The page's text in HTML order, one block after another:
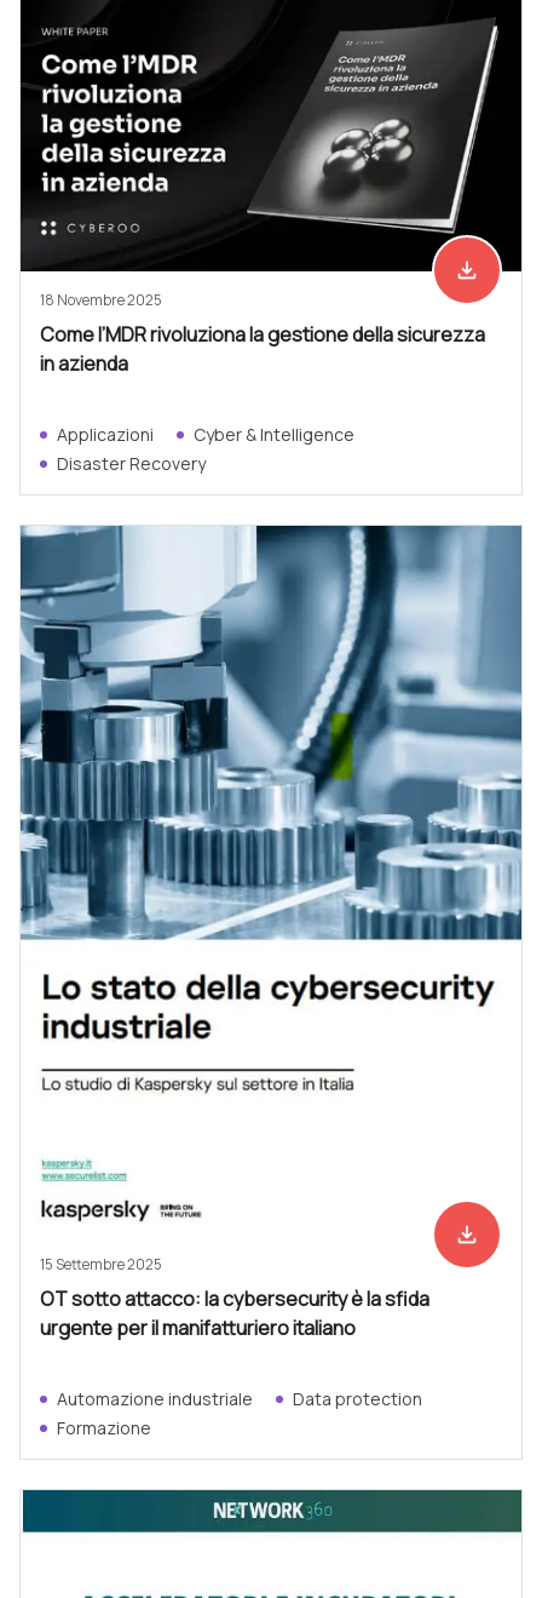
Scarica
file_download
18 Novembre 2025
Come l’MDR rivoluziona la gestione della sicurezza
in azienda
Applicazioni
Cyber & Intelligence
Disaster Recovery
Scarica
file_download
15 Settembre 2025
OT sotto attacco: la cybersecurity è la sfida
urgente per il manifatturiero italiano
Automazione industriale
Data protection
Formazione